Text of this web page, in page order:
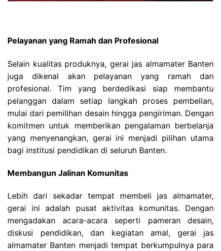
Pelayanan yang Ramah dan Profesional
Selain kualitas produknya, gerai jas almamater Banten
juga dikenal akan pelayanan yang ramah dan
profesional. Tim yang berdedikasi siap membantu
pelanggan dalam setiap langkah proses pembelian,
mulai dari pemilihan desain hingga pengiriman. Dengan
komitmen untuk memberikan pengalaman berbelanja
yang menyenangkan, gerai ini menjadi pilihan utama
bagi institusi pendidikan di seluruh Banten.
Membangun Jalinan Komunitas
Lebih dari sekadar tempat membeli jas almamater,
gerai ini adalah pusat aktivitas komunitas. Dengan
mengadakan acara-acara seperti pameran desain,
diskusi pendidikan, dan kegiatan amal, gerai jas
almamater Banten menjadi tempat berkumpulnya para